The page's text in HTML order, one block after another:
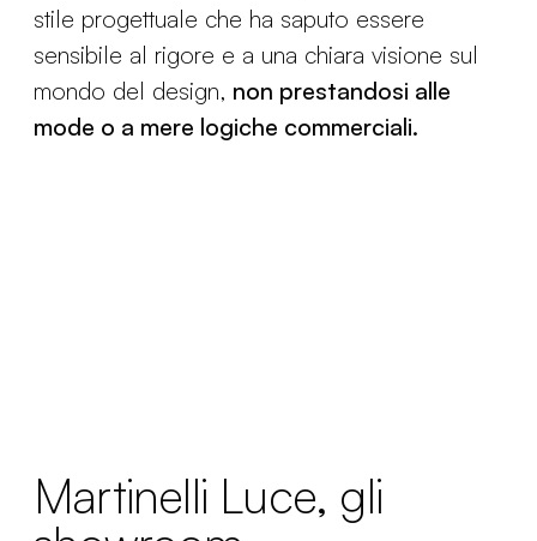
stile progettuale che ha saputo essere
sensibile al rigore e a una chiara visione sul
mondo del design, non prestandosi alle
mode o a mere logiche commerciali.
Martinelli Luce, gli